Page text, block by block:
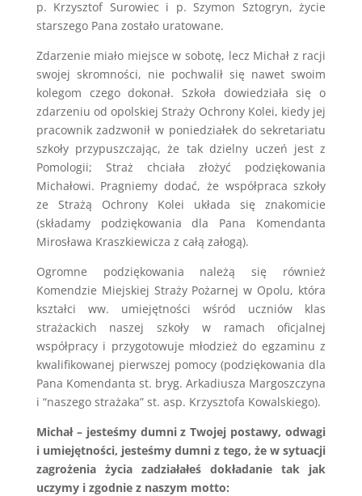
p. Krzysztof Surowiec i p. Szymon Sztogryn, życie
starszego Pana zostało uratowane.
Zdarzenie miało miejsce w sobotę, lecz Michał z racji
swojej skromności, nie pochwalił się nawet swoim
kolegom czego dokonał. Szkoła dowiedziała się o
zdarzeniu od opolskiej Straży Ochrony Kolei, kiedy jej
pracownik zadzwonił w poniedziałek do sekretariatu
szkoły przypuszczając, że tak dzielny uczeń jest z
Pomologii; Straż chciała złożyć podziękowania
Michałowi. Pragniemy dodać, że współpraca szkoły
ze Strażą Ochrony Kolei układa się znakomicie
(składamy podziękowania dla Pana Komendanta
Mirosława Kraszkiewicza z całą załogą).
Ogromne podziękowania należą się również
Komendzie Miejskiej Straży Pożarnej w Opolu, która
kształci ww. umiejętności wśród uczniów klas
strażackich naszej szkoły w ramach oficjalnej
współpracy i przygotowuje młodzież do egzaminu z
kwalifikowanej pierwszej pomocy (podziękowania dla
Pana Komendanta st. bryg. Arkadiusza Margoszczyna
i “naszego strażaka” st. asp. Krzysztofa Kowalskiego).
Michał – jesteśmy dumni z Twojej postawy, odwagi
i umiejętności, jesteśmy dumni z tego, że w sytuacji
zagrożenia życia zadziałałeś dokładanie tak jak
uczymy i zgodnie z naszym motto: